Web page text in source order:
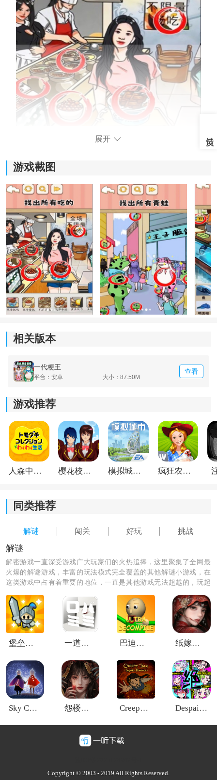
《一代梗王最新版》游戏优势：
1.需要在不同的图片中找到一些物品，需将这些物品快速
的圈画出来。
2.还为玩家们提供了找茬玩法，要在看似两幅相同的图画
中找到不同之处。
3.游戏中会设置一些关卡，难度会不断增加，能够选择更
高难度的任务进行游戏挑战。
《一代梗王最新版》游戏介绍：
1.游戏中融入了各种各样的挑战玩法，会看到非常丰富的
2.在图片中查找差异时，会看到很多美丽的画面，每一关
所呈现出来的画面都会不同。
3.为玩家提供了一些提醒道具，这些道具能够让玩家快速
的发现图片之中的差异。
展开
游戏截图
相关版本
一代梗王
平台：安卓 大小：87.50M
查看
游戏推荐
人森中文版 樱花校园模拟器1.048.00中文版 模拟城市我是巿长联机版 疯狂农场3美国派19
同类推荐
解谜 闯关 好玩 挑战
解谜
解密游戏一直深受游戏广大玩家们的火热追捧，这里聚集了全网最
火爆的解谜游戏，丰富的玩法模式完全覆盖的其他解谜小游戏，在
这类游戏中占有着重要的地位，一直是其他游戏无法超越的，玩起
堡垒合并 一道风景 巴迪老师的基础教学pLue 纸嫁衣9罗浮梦手机版
Sky Children of the Ligh 怨楼手游 Creepy Tale3 Ingrid Penance DespairPrison
Copyright © 2003 - 2019 All Rights Reserved.